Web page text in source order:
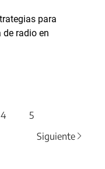
para
radio en
4
5
Siguiente